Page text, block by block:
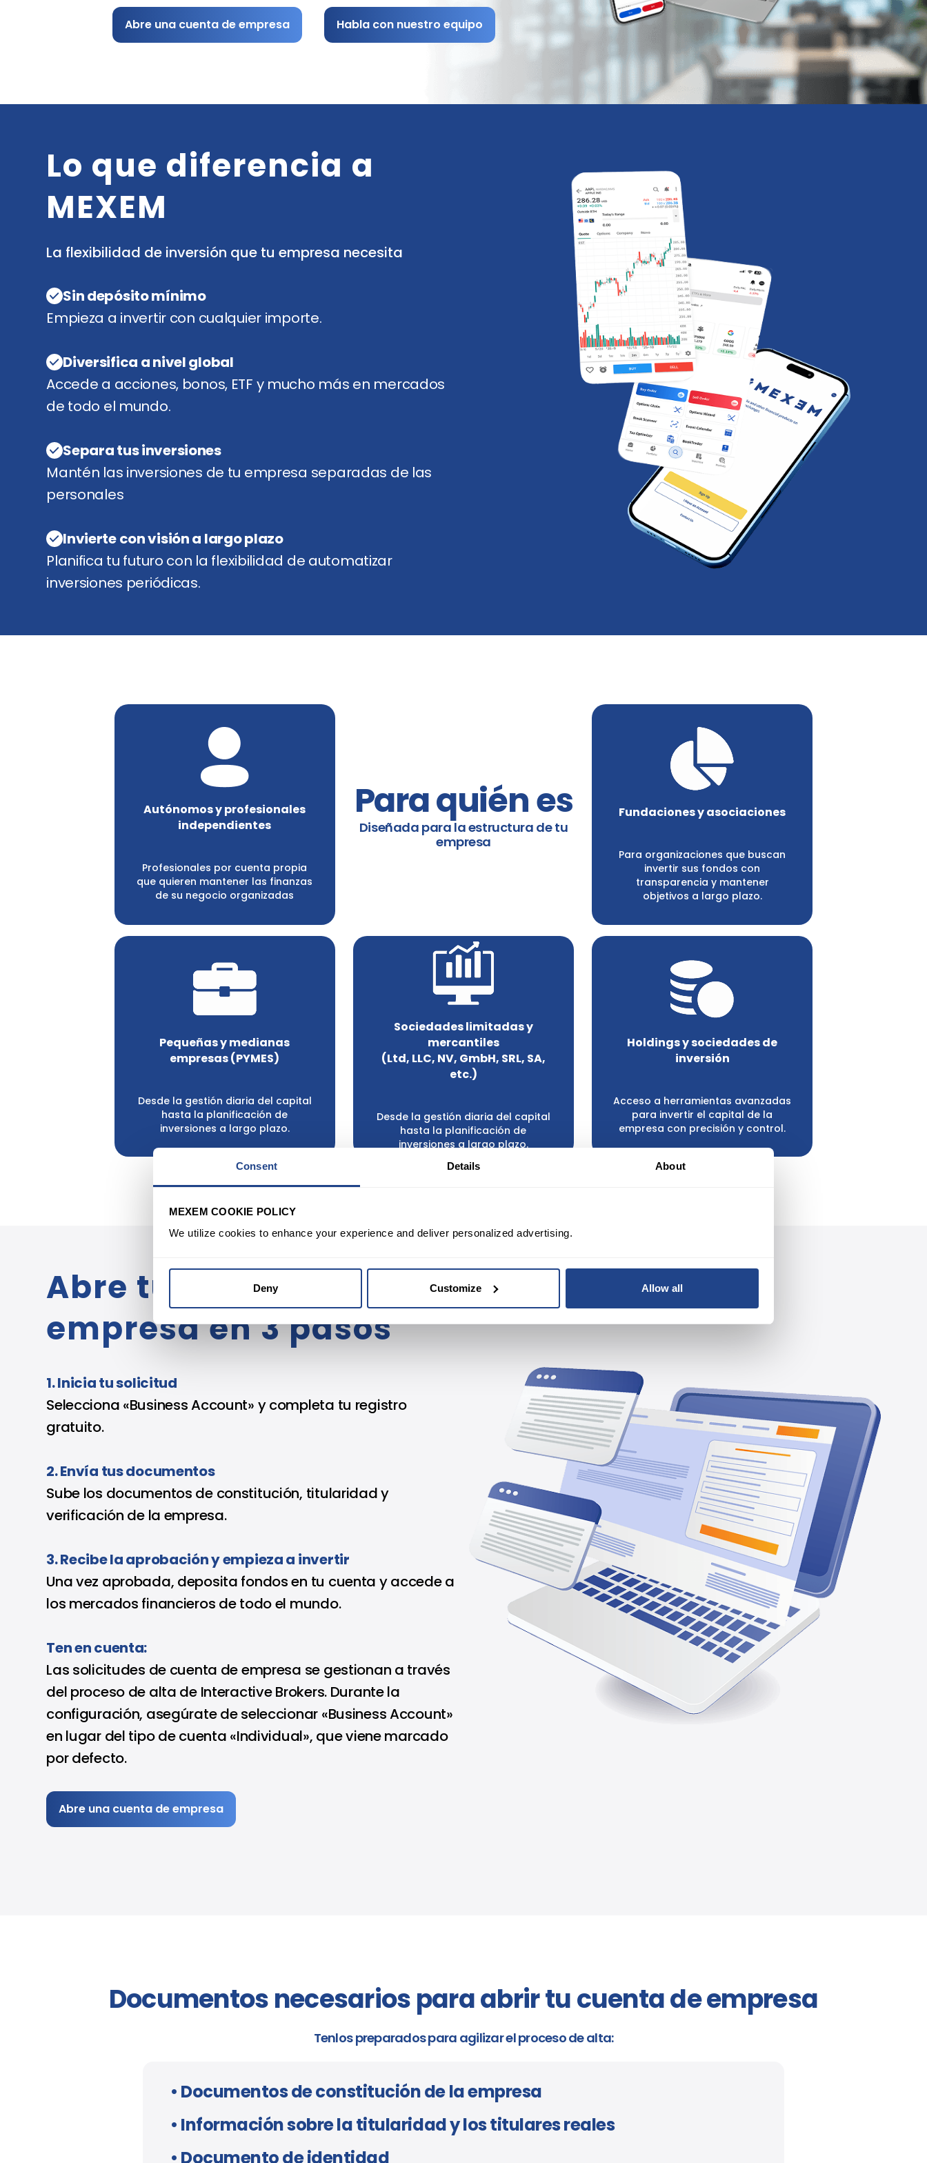
Consent Details About
MEXEM COOKIE POLICY
We utilize cookies to enhance your experience and deliver personalized advertising.
Deny Customize Allow all
Funciones de la
ABRIR
Para abrir una cuenta debe aceptar nuestrascondiciones generales
Abre una cuenta de empresa Habla con nuestro equipo
Lo que diferencia a
MEXEM
La flexibilidad de inversión que tu empresa necesita
Sin depósito mínimo‍
Empieza a invertir con cualquier importe.
Diversifica a nivel global
Accede a acciones, bonos, ETF y mucho más en mercados
de todo el mundo.
Separa tus inversiones
Mantén las inversiones de tu empresa separadas de las
personales
Invierte con visión a largo plazo
Planifica tu futuro con la flexibilidad de automatizar
inversiones periódicas.
Fundaciones y asociaciones
Para organizaciones que buscan
invertir sus fondos con
transparencia y mantener
objetivos a largo plazo.
Para quién es
Diseñada para la estructura de tu
empresa
Autónomos y profesionales
independientes
Profesionales por cuenta propia
que quieren mantener las finanzas
de su negocio organizadas
Pequeñas y medianas
empresas (PYMES)
Desde la gestión diaria del capital
hasta la planificación de
inversiones a largo plazo.
Sociedades limitadas y
mercantiles
(Ltd, LLC, NV, GmbH, SRL, SA,
etc.)
Desde la gestión diaria del capital
hasta la planificación de
inversiones a largo plazo.
Holdings y sociedades de
inversión
Acceso a herramientas avanzadas
para invertir el capital de la
empresa con precisión y control.
Abre tu cuenta de
empresa en 3 pasos
1. Inicia tu solicitud
Selecciona «Business Account» y completa tu registro
gratuito.
2. Envía tus documentos
Sube los documentos de constitución, titularidad y
verificación de la empresa.
3. Recibe la aprobación y empieza a invertir
Una vez aprobada, deposita fondos en tu cuenta y accede a
los mercados financieros de todo el mundo.
Ten en cuenta:
Las solicitudes de cuenta de empresa se gestionan a través
del proceso de alta de Interactive Brokers. Durante la
configuración, asegúrate de seleccionar «Business Account»
en lugar del tipo de cuenta «Individual», que viene marcado
por defecto.
Abre una cuenta de empresa
Documentos necesarios para abrir tu cuenta de empresa
Tenlos preparados para agilizar el proceso de alta:
• Documentos de constitución de la empresa
• Información sobre la titularidad y los titulares reales
• Documento de identidad